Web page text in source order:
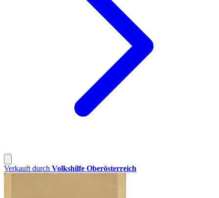
Verkauft durch Volkshilfe Oberösterreich